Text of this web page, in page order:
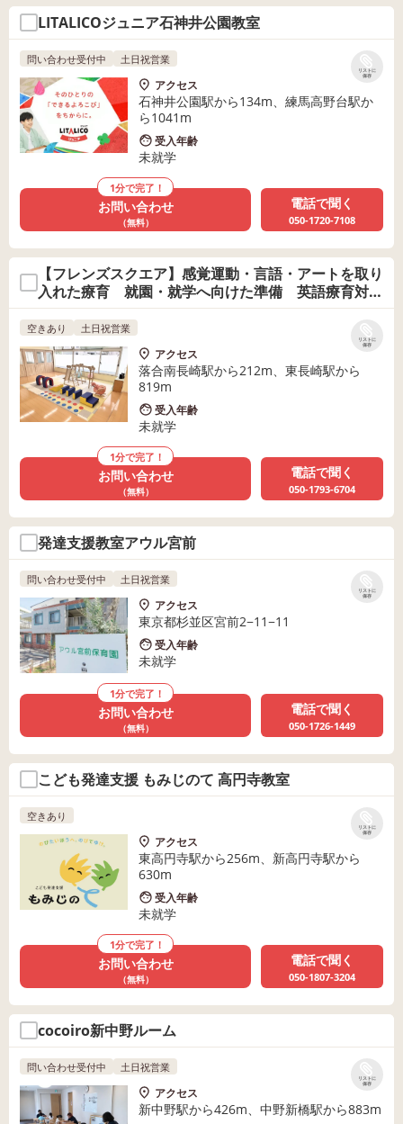
LITALICOジュニア石神井公園教室
リストに
保存
問い合わせ受付中 土日祝営業
アクセス
石神井公園駅から134m、練馬高野台駅か
ら1041m
受入年齢
未就学
1分で完了！
お問い合わせ
（無料）
電話で聞く
050-1720-7108
【フレンズスクエア】感覚運動・言語・アートを取り
入れた療育 就園・就学へ向けた準備 英語療育対応
可能
リストに
保存
空きあり 土日祝営業
アクセス
落合南長崎駅から212m、東長崎駅から
819m
受入年齢
未就学
1分で完了！
お問い合わせ
（無料）
電話で聞く
050-1793-6704
発達支援教室アウル宮前
リストに
保存
問い合わせ受付中 土日祝営業
アクセス
東京都杉並区宮前2−11−11
受入年齢
未就学
1分で完了！
お問い合わせ
（無料）
電話で聞く
050-1726-1449
こども発達支援 もみじのて 高円寺教室
リストに
保存
空きあり
アクセス
東高円寺駅から256m、新高円寺駅から
630m
受入年齢
未就学
1分で完了！
お問い合わせ
（無料）
電話で聞く
050-1807-3204
cocoiro新中野ルーム
リストに
保存
問い合わせ受付中 土日祝営業
アクセス
新中野駅から426m、中野新橋駅から883m